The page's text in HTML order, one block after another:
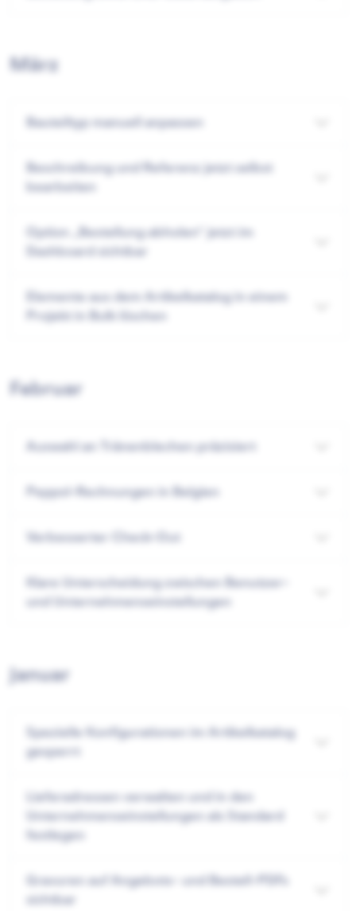
März
Bauteiltyp manuell anpassen
Beschreibung und Referenz jetzt selbst
bearbeiten
Option „Bestellung abholen“ jetzt im
Dashboard sichtbar
Elemente aus dem Artikelkatalog in einem
Projekt in Bulk löschen
Februar
Auswahl an Tränenblechen präzisiert
Peppol-Rechnungen in Belgien
Verbesserter Check-Out
Klare Unterscheidung zwischen Benutzer-
und Unternehmenseinstellungen
Januar
Spezielle Konfigurationen im Artikelkatalog
gesperrt
Lieferadressen verwalten und in den
Unternehmenseinstellungen als Standard
festlegen
Gravuren auf Angebots- und Bestell-PDFs
sichtbar